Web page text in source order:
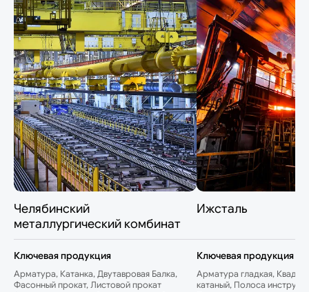
Челябинский
металлургический комбинат
Ключевая продукция
Арматура, Катанка, Двутавровая Балка,
Фасонный прокат, Листовой прокат
Ижсталь
Ключевая продукция
Арматура гладкая,
катаный, Полоса